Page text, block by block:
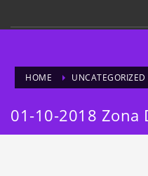
HOME UNCATEGORIZED
01-10-2018 Zona